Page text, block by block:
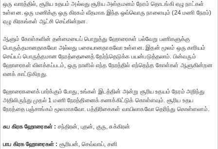
ஒரு வாரத்தில், சூரிய உதயம் அல்லது சூரிய அஸ்தமனம் நேரம் தொடங்கி ஏழு நாட்கள்
உள்ளன. ஒரு மணிக்கு ஒரு கிரகம் வீதமாக இந்த ஒவ்வொரு நாளையும் (24 மணி நேரம்)
ஏழு கிரகங்கள் ஆட்சி செய்கின்றன.
ஆளும் கோள்களின் தன்மையைப் பொறுத்து ஹோரைகள் பல்வேறு பணிகளுக்கு
பொருத்தமானதாகவோ அல்லது பகையானதாகவோ உள்ளன. இதன் மூலம் ஒரு காரியம்
செய்யப் பொருத்தமான நேரத்தைனைத் தேர்ந்தெடுக்க பயன்படுத்தலாம். பின்வரும்
ஹோரைகள் விளக்கப்படம், ஒரு நாளில் எந்த நேரத்தில் எந்தெந்த கோள்கள் ஆளுகின்றன
எனக் காட்டுகிறது.
ஹோரைகளைக் பார்க்கும் போது, உங்கள் இடத்தின் அன்று சூரிய உதயம் நேரம் அறிந்து
அதிலிருந்து முதல் 1 மணி நேரத்தினைக் கணக்கிட்டுக் கொள்ளவும். சூரிய உதய
நேரத்தை பஞ்சாங்கம் மூலமாகவோ. பத்திரிகைகள் வாயிலாகவோ தெரிந்து கொள்ளலாம்.
சுப கிரக ஹோரைகள் : சந்திரன், புதன், குரு, சுக்கிரன்
பாப கிரக ஹோரைகள் : சூரியன், செவ்வாய், சனி